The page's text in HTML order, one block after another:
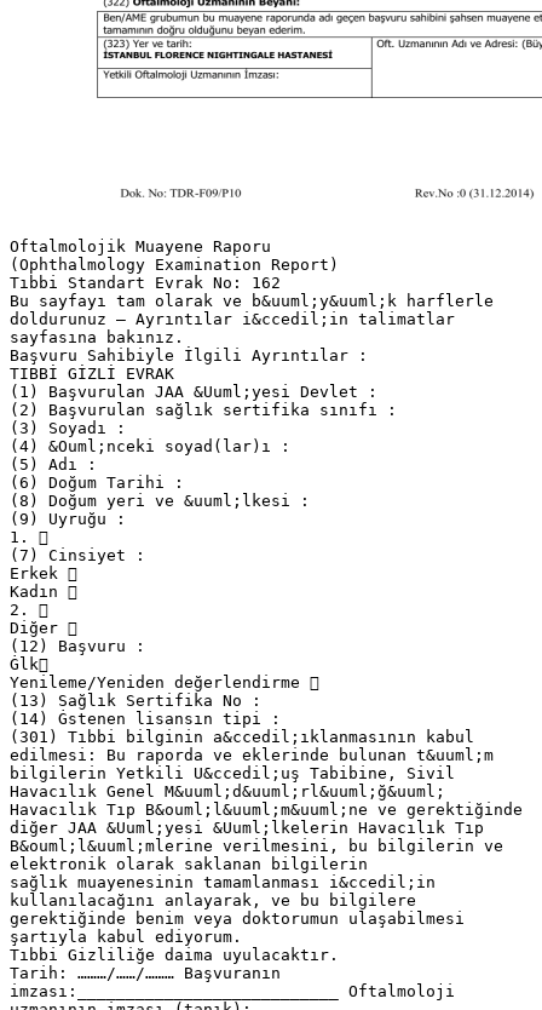
Oftalmolojik Muayene Raporu
(Ophthalmology Examination Report)
Tıbbi Standart Evrak No: 162
Bu sayfayı tam olarak ve b&uuml;y&uuml;k harflerle
doldurunuz – Ayrıntılar i&ccedil;in talimatlar
sayfasına bakınız.
Başvuru Sahibiyle İlgili Ayrıntılar :
TIBBİ GİZLİ EVRAK
(1) Başvurulan JAA &Uuml;yesi Devlet :
(2) Başvurulan sağlık sertifika sınıfı :
(3) Soyadı :
(4) &Ouml;nceki soyad(lar)ı :
(5) Adı :
(6) Doğum Tarihi :
(8) Doğum yeri ve &uuml;lkesi :
(9) Uyruğu :
1. 
(7) Cinsiyet :
Erkek 
Kadın 
2. 
Diğer 
(12) Başvuru :
Ġlk
Yenileme/Yeniden değerlendirme 
(13) Sağlık Sertifika No :
(14) Ġstenen lisansın tipi :
(301) Tıbbi bilginin a&ccedil;ıklanmasının kabul
edilmesi: Bu raporda ve eklerinde bulunan t&uuml;m
bilgilerin Yetkili U&ccedil;uş Tabibine, Sivil
Havacılık Genel M&uuml;d&uuml;rl&uuml;ğ&uuml;
Havacılık Tıp B&ouml;l&uuml;m&uuml;ne ve gerektiğinde
diğer JAA &Uuml;yesi &Uuml;lkelerin Havacılık Tıp
B&ouml;l&uuml;mlerine verilmesini, bu bilgilerin ve
elektronik olarak saklanan bilgilerin
sağlık muayenesinin tamamlanması i&ccedil;in
kullanılacağını anlayarak, ve bu bilgilere
gerektiğinde benim veya doktorumun ulaşabilmesi
şartıyla kabul ediyorum.
Tıbbi Gizliliğe daima uyulacaktır.
Tarih: ………/……/……… Başvuranın
imzası:___________________________ Oftalmoloji